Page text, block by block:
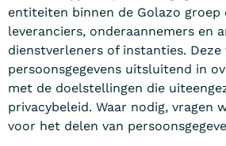
entiteiten binnen de Golazo groep
leveranciers, onderaannemers en
dienstverleners of instanties.
persoonsgegevens uitsluitend in
met de doelstellingen die
privacybeleid. Waar nodig, vragen
voor het delen van